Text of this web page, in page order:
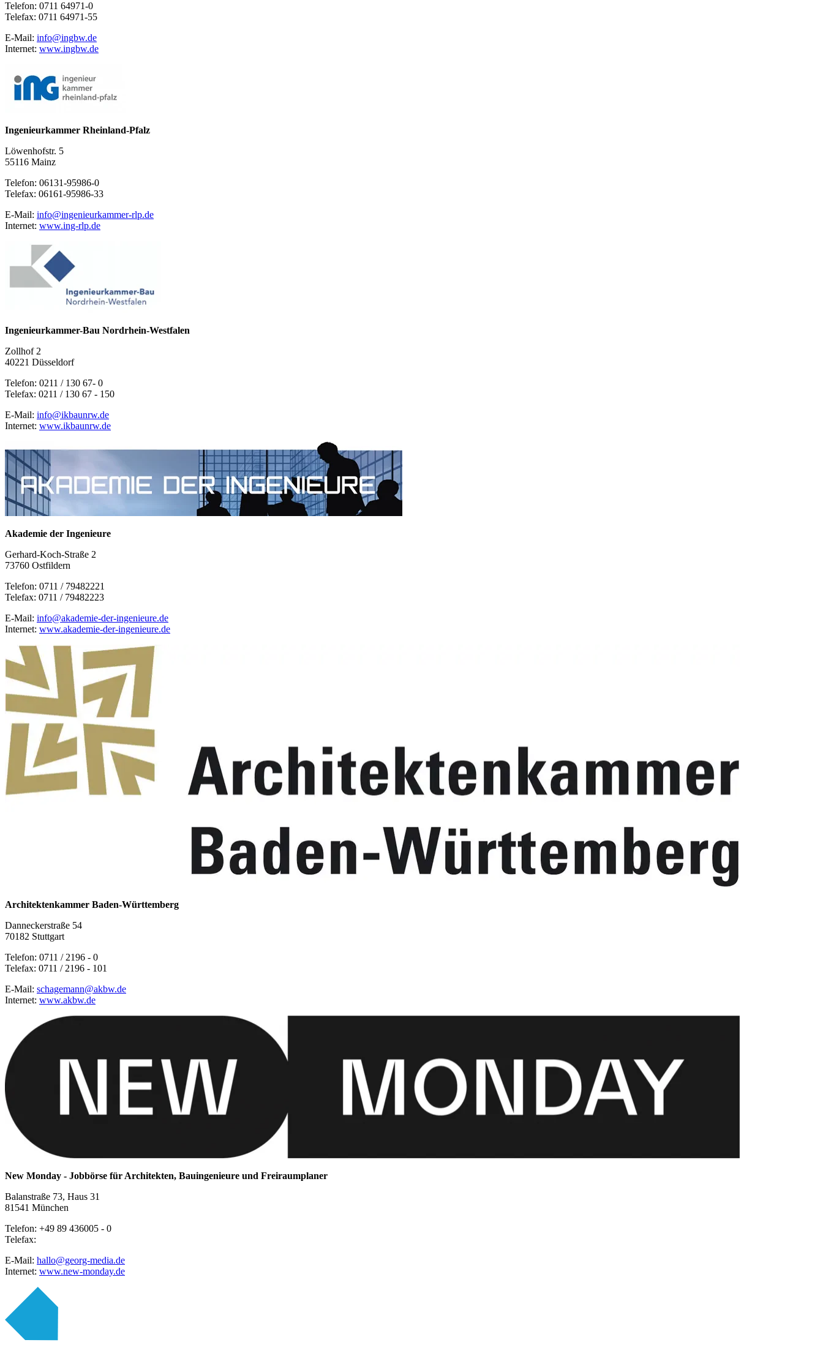
Telefon: 0711 64971-0
Telefax: 0711 64971-55
E-Mail: info@ingbw.de
Internet: www.ingbw.de
Ingenieurkammer Rheinland-Pfalz
Löwenhofstr. 5
55116 Mainz
Telefon: 06131-95986-0
Telefax: 06161-95986-33
E-Mail: info@ingenieurkammer-rlp.de
Internet: www.ing-rlp.de
Ingenieurkammer-Bau Nordrhein-Westfalen
Zollhof 2
40221 Düsseldorf
Telefon: 0211 / 130 67- 0
Telefax: 0211 / 130 67 - 150
E-Mail: info@ikbaunrw.de
Internet: www.ikbaunrw.de
Akademie der Ingenieure
Gerhard-Koch-Straße 2
73760 Ostfildern
Telefon: 0711 / 79482221
Telefax: 0711 / 79482223
E-Mail: info@akademie-der-ingenieure.de
Internet: www.akademie-der-ingenieure.de
Architektenkammer Baden-Württemberg
Danneckerstraße 54
70182 Stuttgart
Telefon: 0711 / 2196 - 0
Telefax: 0711 / 2196 - 101
E-Mail: schagemann@akbw.de
Internet: www.akbw.de
New Monday - Jobbörse für Architekten, Bauingenieure und Freiraumplaner
Balanstraße 73, Haus 31
81541 München
Telefon: +49 89 436005 - 0
Telefax:
E-Mail: hallo@georg-media.de
Internet: www.new-monday.de